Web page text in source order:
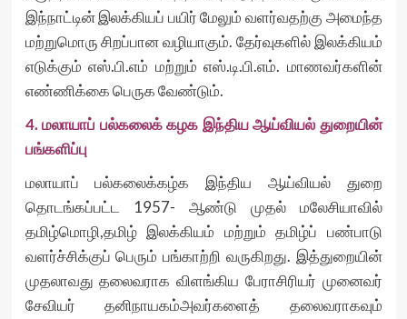
இந்நாட்டின் இலக்கியப் பயிர் மேலும் வளர்வதற்கு அமைந்த
மற்றுமொரு சிறப்பான வழியாகும். தேர்வுகளில் இலக்கியம்
எடுக்கும் எஸ்.பி.எம் மற்றும் எஸ்.டி.பி.எம். மாணவர்களின்
எண்ணிக்கை பெருக வேண்டும்.
4. மலாயாப் பல்கலைக் கழக இந்திய ஆய்வியல் துறையின்
பங்களிப்பு
மலாயாப் பல்கலைக்கழ்க இந்திய ஆய்வியல் துறை
தொடங்கப்பட்ட 1957- ஆண்டு முதல் மலேசியாவில்
தமிழ்மொழி,தமிழ் இலக்கியம் மற்றும் தமிழ்ப் பண்பாடு
வளர்ச்சிக்குப் பெரும் பங்காற்றி வருகிறது. இத்துறையின்
முதலாவது தலைவராக விளங்கிய பேராசிரியர் முனைவர்
சேவியர் தனிநாயகம்அவர்களைத் தலைவராகவும்